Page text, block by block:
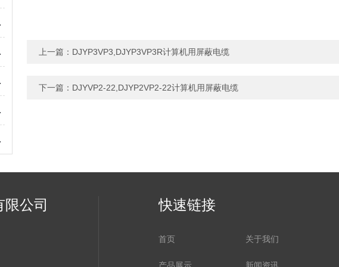
准
能
处
势
保障
上一篇： DJYP3VP3,DJYP3VP3R计算机用屏蔽电缆
下一篇： DJYVP2-22,DJYP2VP2-22计算机用屏蔽电缆
公司 快速链接
首页 关于我们